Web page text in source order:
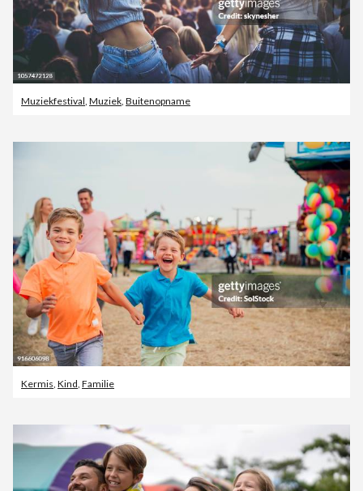
Muziekfestival, Muziek, Buitenopname
Kermis, Kind, Familie